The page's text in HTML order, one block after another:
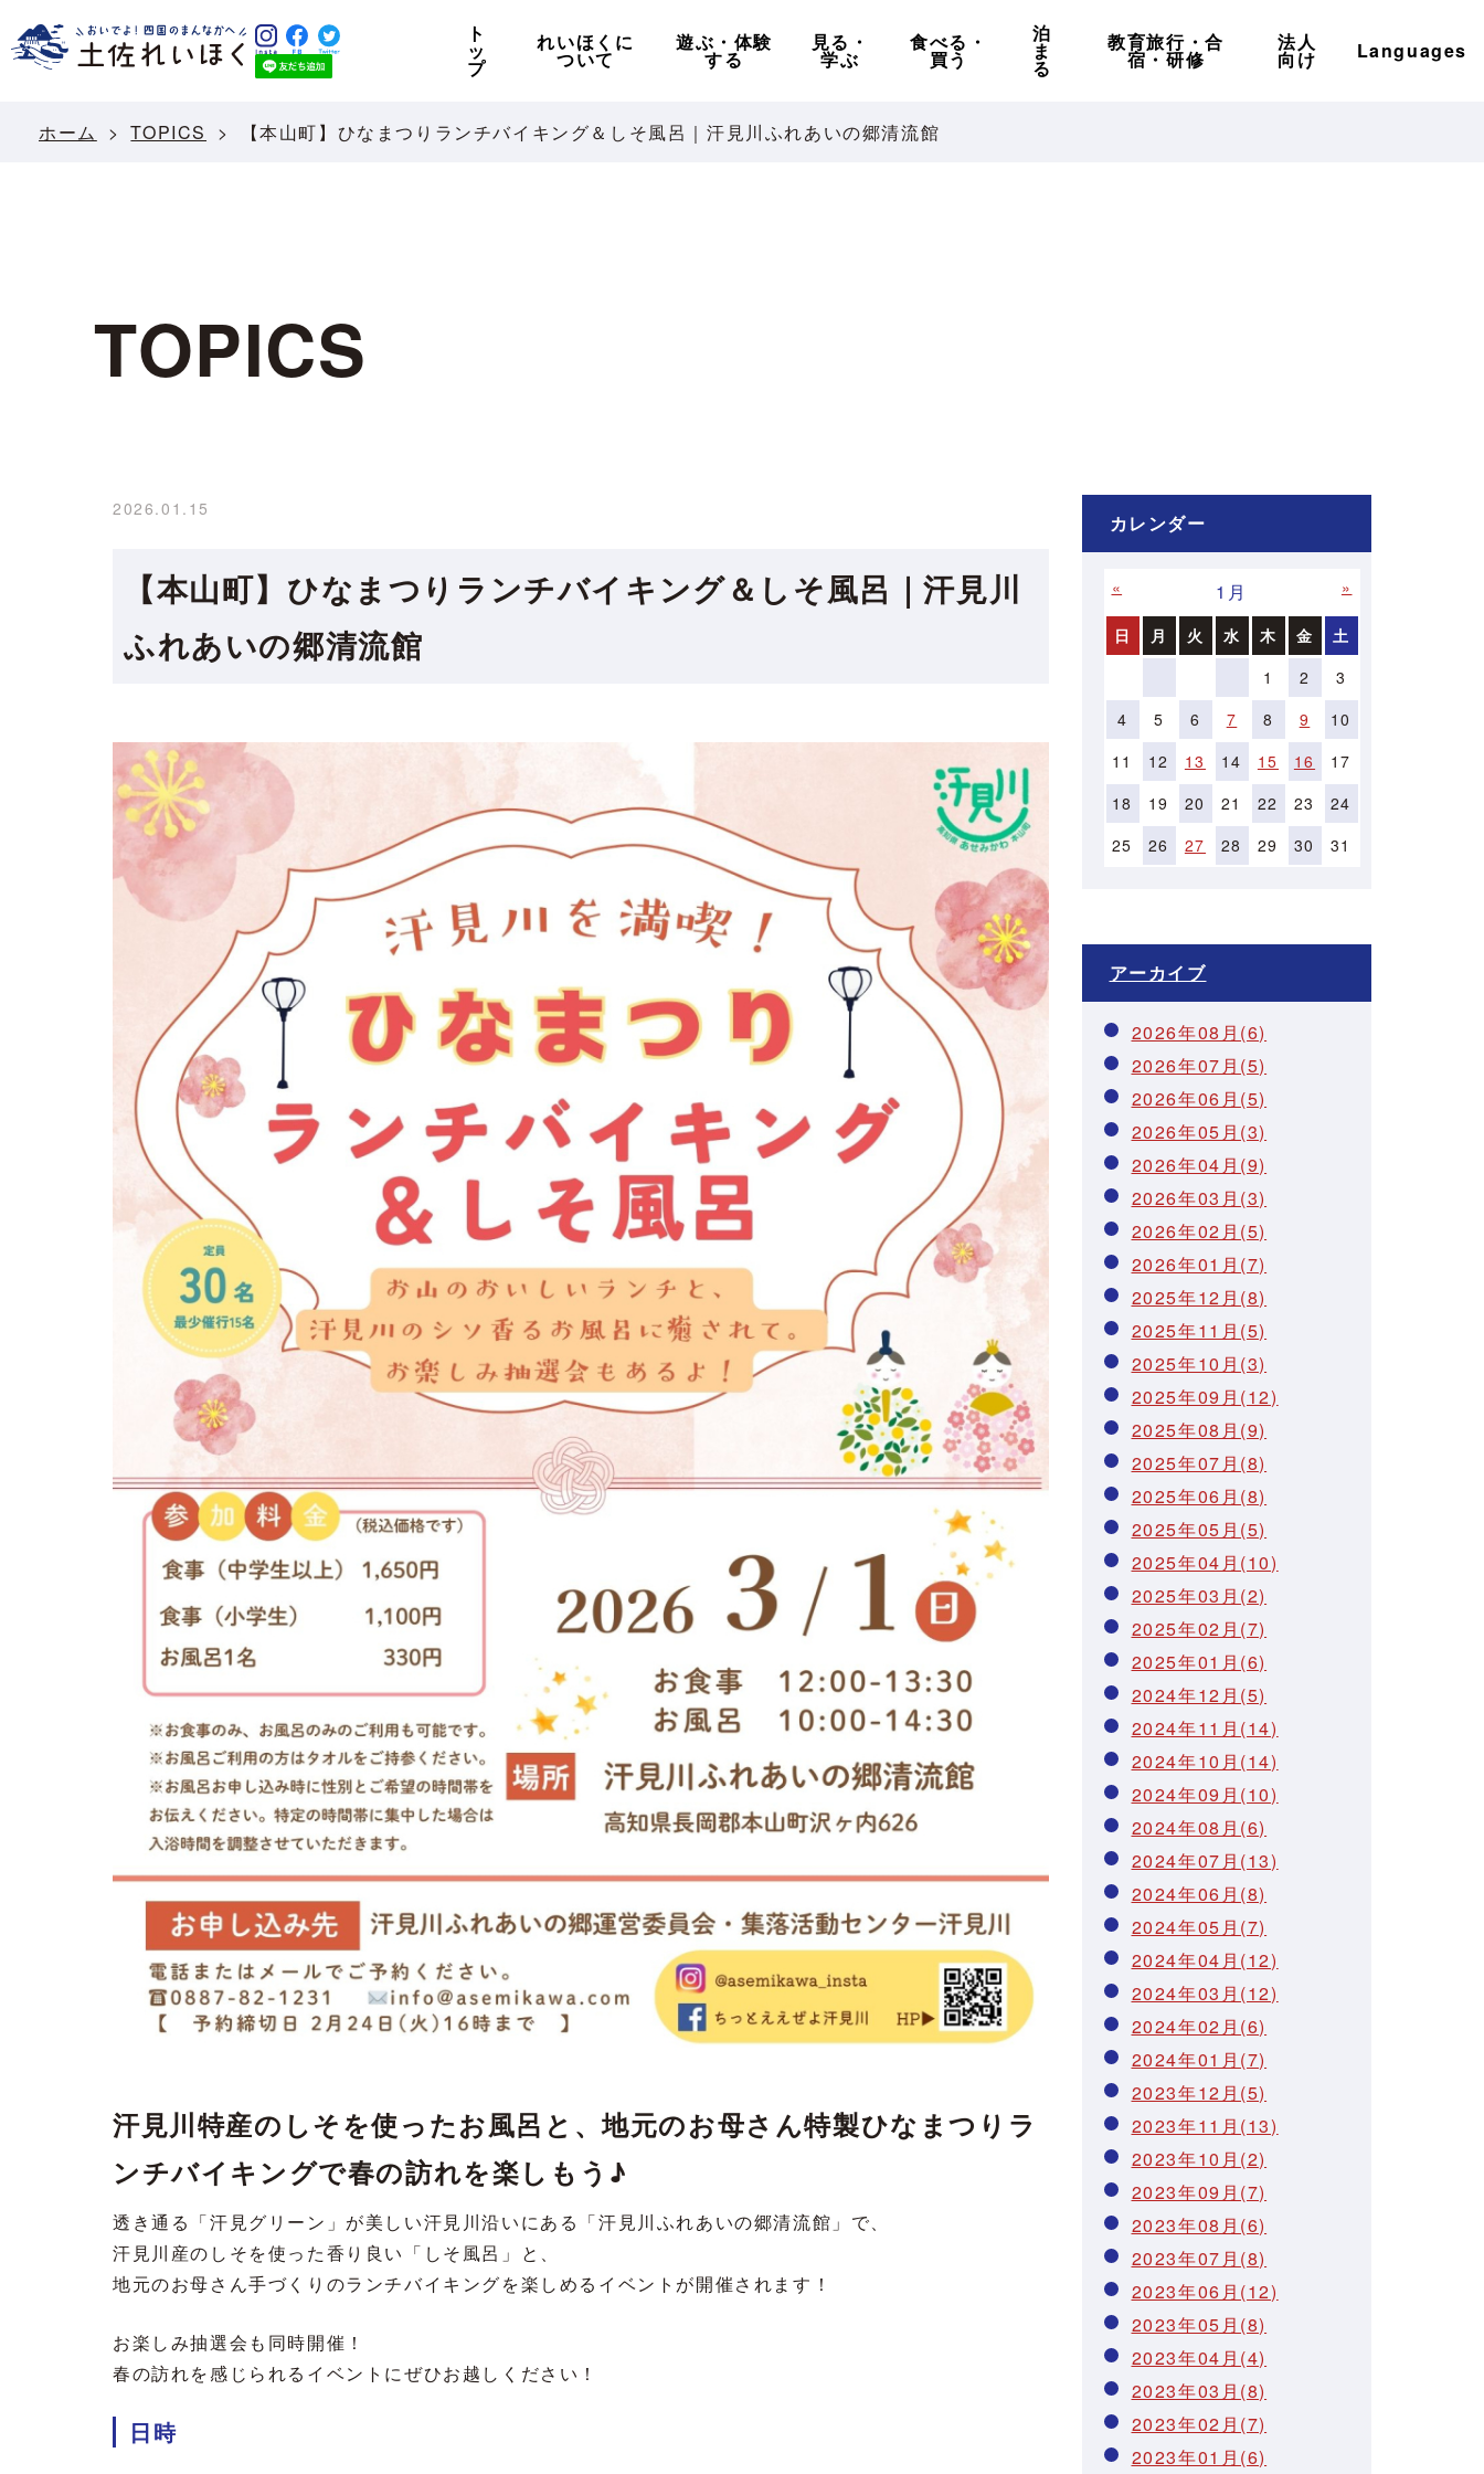
ト
ッ
プ
れいほくに
ついて
遊ぶ・体験
する
見る・
学ぶ
食べる・
買う
泊
ま
る
教育旅行・合
宿・研修
法人
向け Languages
ホーム TOPICS 【本山町】ひなまつりランチバイキング＆しそ風呂｜汗見川ふれあいの郷清流館
TOPICS
2026.01.15
【本山町】ひなまつりランチバイキング＆しそ風呂｜汗見川
ふれあいの郷清流館
汗見川特産のしそを使ったお風呂と、地元のお母さん特製ひなまつりラ
ンチバイキングで春の訪れを楽しもう♪
透き通る「汗見グリーン」が美しい汗見川沿いにある「汗見川ふれあいの郷清流館」で、
汗見川産のしそを使った香り良い 「しそ風呂」と、
地元のお母さん手づくりのランチバイキングを楽しめるイベントが開催されます！
お楽しみ抽選会も同時開催！
春の訪れを感じられるイベントにぜひお越しください！
日時
カレンダー
« 1月 »
日 月 火 水 木 金
土
1
2
3
4
5 6 7 8 9
10
11
12 13 14 15 16
17
18
19 20 21 22 23
24
25
26 27 28 29 30 31
アーカイブ
2026年08月(6)
2026年07月(5)
2026年06月(5)
2026年05月(3)
2026年04月(9)
2026年03月(3)
2026年02月(5)
2026年01月(7)
2025年12月(8)
2025年11月(5)
2025年10月(3)
2025年09月(12)
2025年08月(9)
2025年07月(8)
2025年06月(8)
2025年05月(5)
2025年04月(10)
2025年03月(2)
2025年02月(7)
2025年01月(6)
2024年12月(5)
2024年11月(14)
2024年10月(14)
2024年09月(10)
2024年08月(6)
2024年07月(13)
2024年06月(8)
2024年05月(7)
2024年04月(12)
2024年03月(12)
2024年02月(6)
2024年01月(7)
2023年12月(5)
2023年11月(13)
2023年10月(2)
2023年09月(7)
2023年08月(6)
2023年07月(8)
2023年06月(12)
2023年05月(8)
2023年04月(4)
2023年03月(8)
2023年02月(7)
2023年01月(6)